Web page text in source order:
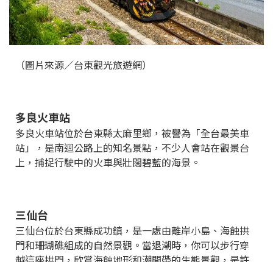
（圖片來源／台東觀光旅遊網）
多良火車站
多良火車站位於台東縣太麻里鄉，被譽為「全台最美車
站」，是南迴公路上的知名景點，不少人會站在觀景台
上，捕捉行駛中的火車與壯闊碧藍的海景。
三仙台
三仙台位於台東縣成功鎮，是一處由離岸小島、海蝕拱
門和珊瑚礁組成的自然景觀。當退潮時，你可以步行穿